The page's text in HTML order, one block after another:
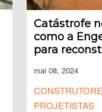
Catástrofe
como a
para
mai 08, 2024
PROJETISTAS